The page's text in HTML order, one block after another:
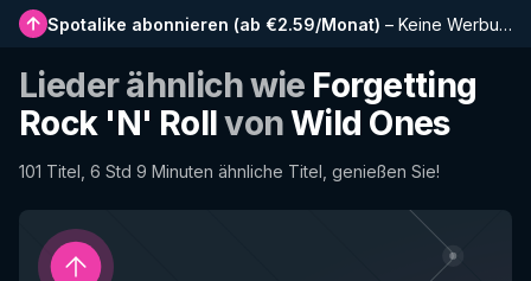
Spotalike abonnieren (ab €2.59/Monat) – Keine Werbung, längere Playlists, vollständiger Verlauf und Frühzugriff auf neue Funktionen
Lieder ähnlich wie Forgetting
Rock 'N' RollvonWild Ones
101 Titel, 6 Std 9 Minuten ähnliche Titel, genießen Sie!